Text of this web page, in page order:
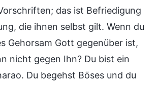
das ist Befriedigung
die ihnen selbst gilt. Wenn du
Gehorsam Gott gegenüber ist,
nicht gegen Ihn? Du bist ein
Du begehst Böses und du